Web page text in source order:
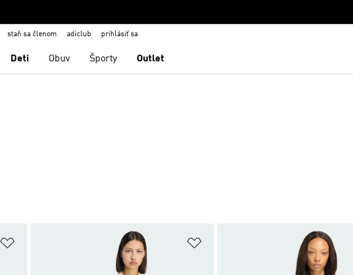
staň sa členom adiclub prihlásiť sa
Deti Obuv Športy Outlet
Pridať do zoznamu želaných položiek Pridať do zoznamu želaných